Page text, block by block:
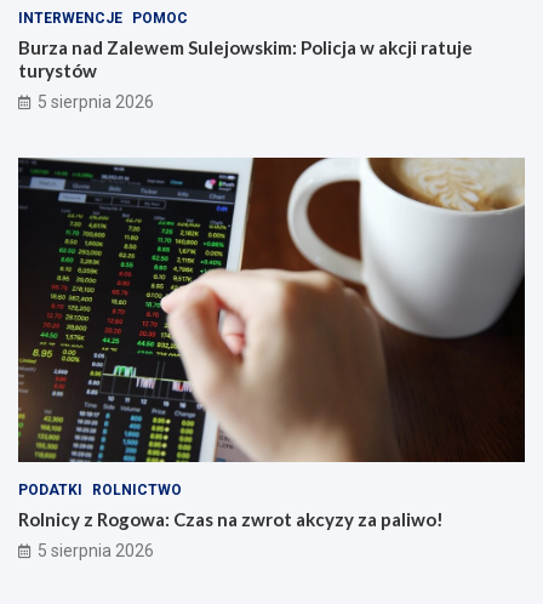
INTERWENCJE POMOC
Burza nad Zalewem Sulejowskim: Policja w akcji ratuje
turystów
5 sierpnia 2026
PODATKI ROLNICTWO
Rolnicy z Rogowa: Czas na zwrot akcyzy za paliwo!
5 sierpnia 2026